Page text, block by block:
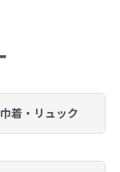
着・リュック